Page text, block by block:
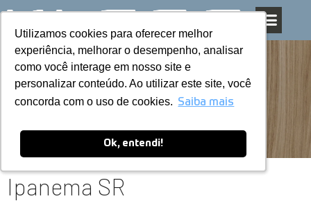
Utilizamos cookies para oferecer melhor
experiência, melhorar o desempenho, analisar
como você interage em nosso site e
personalizar conteúdo. Ao utilizar este site, você
concorda com o uso de cookies. Saiba mais
Ok, entendi!
Utilizamos cookies para oferecer melhor
experiência, melhorar o desempenho, analisar
como você interage em nosso site e
personalizar conteúdo. Ao utilizar este site, você
concorda com o uso de cookies. Saiba mais
Ok, entendi!
Pular
para
o
conteúdo
Ipanema SR